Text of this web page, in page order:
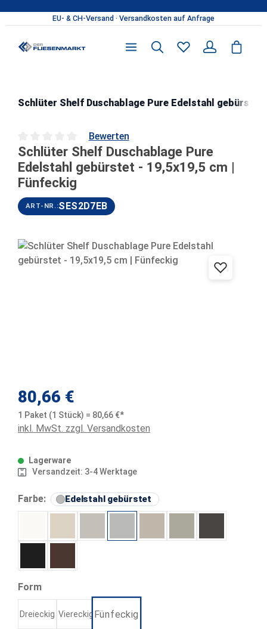
Zum Hauptinhalt springen
Schlüter Shelf Duschablage Pure Edelstahl gebürstet
Durchschnittliche Bewertung von 0 von 5 Sternen
Bewerten
Schlüter Shelf Duschablage Pure
Edelstahl gebürstet - 19,5x19,5 cm |
Fünfeckig
ART-NR.:SES2D7EB
Bildergalerie überspringen
Regulärer Preis:
80,66 €
1 Paket (1 Stück) = 80,66 €*
inkl. MwSt. zzgl. Versandkosten
Lagerware
Versandzeit: 3-4 Werktage
Farbe: Edelstahl gebürstet auswählen
Formauswählen
Dreieckig
Dreieckig
Viereckig
Viereckig
Fünfeckig
Fünfeckig